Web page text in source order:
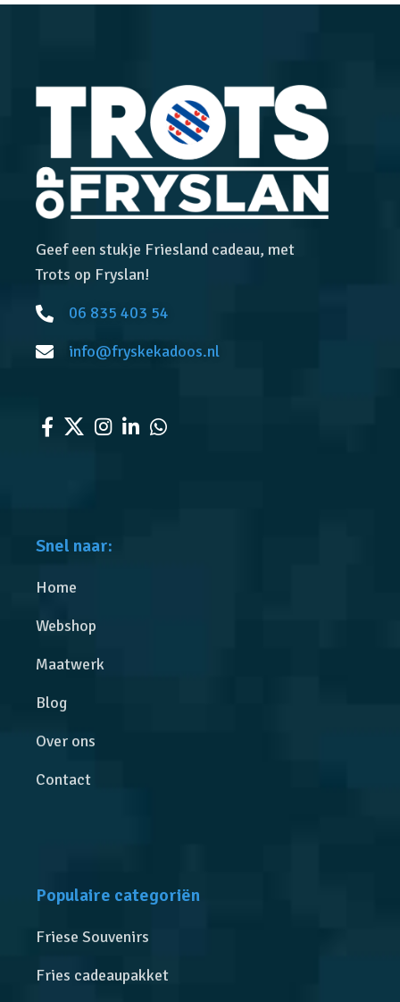
Geef een stukje Friesland cadeau, met
Trots op Fryslan!
06 835 403 54
info@fryskekadoos.nl
Snel naar:
Home
Webshop
Maatwerk
Blog
Over ons
Contact
Populaire categoriën
Friese Souvenirs
Fries cadeaupakket